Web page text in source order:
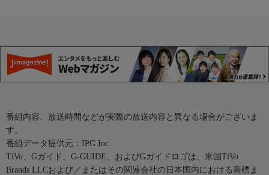
番組内容、放送時間などが実際の放送内容と異なる場合がございま
す。
番組データ提供元：IPG Inc.
TiVo、Gガイド、G-GUIDE、およびGガイドロゴは、米国TiVo
Brands LLCおよび／またはその関連会社の日本国内における商標ま